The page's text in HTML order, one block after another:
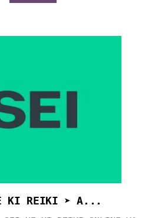
KI REIKI ➤ A...